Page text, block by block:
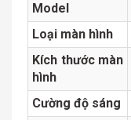
Model
Loại màn hình
Kích thước màn
hình
Cường độ sáng